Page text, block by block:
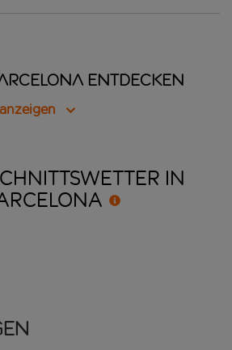
entdecken
IN